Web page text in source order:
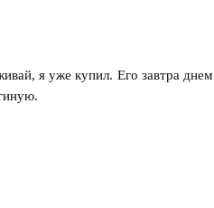
я уже купил. Его завтра днем